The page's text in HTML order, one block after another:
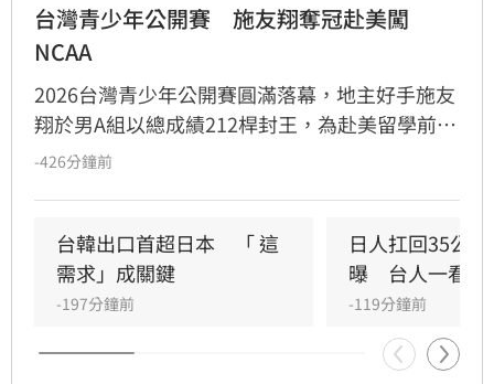
台灣青少年公開賽　施友翔奪冠赴美闖
NCAA
2026台灣青少年公開賽圓滿落幕，地主好手施友
翔於男A組以總成績212桿封王，為赴美留學前留
下完美句點。本屆賽事日本選手表現亮眼，橫掃
堃祐亦在男D組奪冠。此外，女B組經歷激烈延長
賽，最終由日本清水陽菜勝出。
-426分鐘前
台韓出口首超日本　「 這
需求」成關鍵
-197分鐘前
日人扛回35公
曝　台人一看：
-119分鐘前